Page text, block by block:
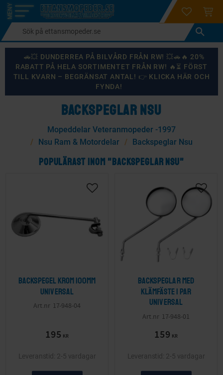
Meny
login
🚗💥 DUNDERREA PÅ BILVÅRD FRÅN RW! 💥🚗🔥 20%
RABATT PÅ HELA SORTIMENTET FRÅN RW! 🔥⏳ FÖRST
TILL KVARN – BEGRÄNSAT ANTAL! 👉 KLICKA HÄR OCH
FYNDA!
BACKSPEGLAR NSU
Mopeddelar Veteranmopeder -1997
Nsu Ram & Motordelar
Backspeglar Nsu
POPULÄRAST INOM "BACKSPEGLAR NSU"
Backspegel krom 100mm
Universal
17-948-04
195 KR
2-5 vardagar
Backspeglar med
klämfäste 1 par
Universal
17-948-01
159 KR
2-5 vardagar